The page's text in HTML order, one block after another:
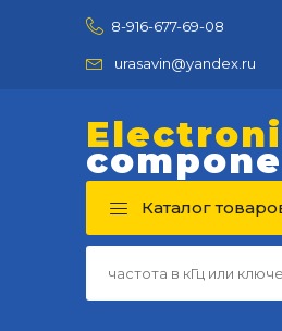
8-916-677-69-08
urasavin@yandex.ru
Каталог